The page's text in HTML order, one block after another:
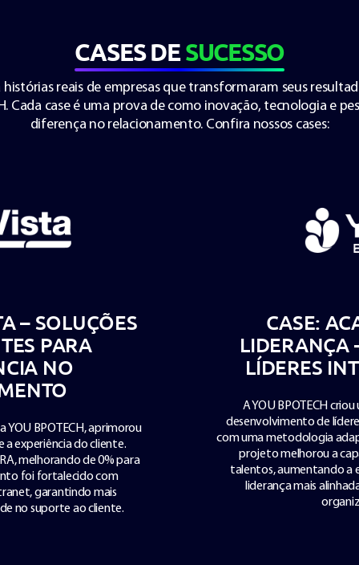
CASES DESUCESSO
histórias reais de empresas que transformaram seus
Cada case é uma prova de como inovação, tecnologia e
diferença no relacionamento. Confira nossos cases:
DE
garantindo engajamento
à cultura da empresa. O
e a retenção de
e garantindo uma
valores e objetivos
CASE:
PARA
NO
A implementação do
BPOTECH monitorar
padrões de sucesso e
resultou em um
tempo de chamadas e
tornando o processo mais